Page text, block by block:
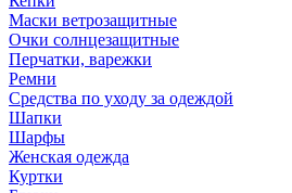
Маски ветрозащитные
Очки солнцезащитные
Перчатки, варежки
Ремни
Средства по уходу за одеждой
Шапки
Шарфы
Женская одежда
Куртки